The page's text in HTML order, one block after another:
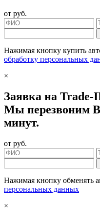
от руб.
Нажимая кнопку купить
обработку персональных
×
Заявка на Trade-
Мы перезвоним
минут.
от руб.
Нажимая кнопку обменять
персональных данных
×